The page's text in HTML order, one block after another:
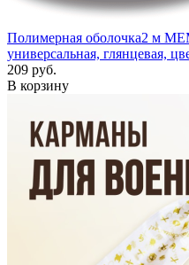
Полимерная оболочка2 м
универсальная, глянцевая,
209 руб.
В корзину